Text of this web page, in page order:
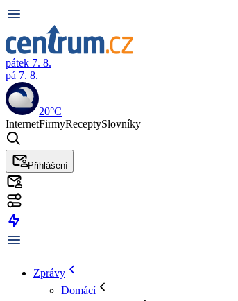
pátek 7. 8.
pá 7. 8.
20°C
InternetFirmyReceptySlovníky
Přihlášení
Zprávy
Domácí